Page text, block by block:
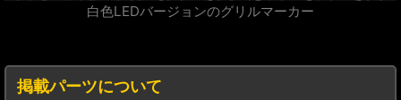
白色LEDバージョンのグリルマーカー
掲載パーツについて